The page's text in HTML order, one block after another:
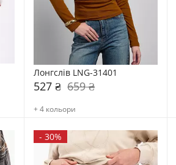
Лонгслів LNG-31401
527 ₴ 659 ₴
+ 4 кольори
-30%